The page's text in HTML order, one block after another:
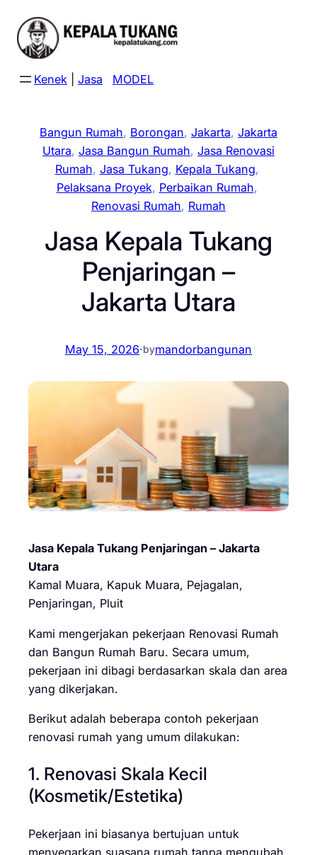
content
Kenek Jasa MODEL
Bangun Rumah, Borongan, Jakarta, Jakarta
Utara, Jasa Bangun Rumah, Jasa Renovasi
Rumah, Jasa Tukang, Kepala Tukang
Pelaksana Proyek, Perbaikan Rumah
Renovasi Rumah, Rumah
Jasa Kepala Tukang
Penjaringan –
Jakarta Utara
May 15, 2026·bymandorbangunan
Jasa Kepala Tukang Penjaringan – Jakarta
Utara
Kamal Muara, Kapuk Muara, Pejagalan,
Penjaringan, Pluit
Kami mengerjakan pekerjaan Renovasi Rumah
dan Bangun Rumah Baru. Secara umum,
pekerjaan ini dibagi berdasarkan skala dan area
yang dikerjakan.
Berikut adalah beberapa contoh pekerjaan
renovasi rumah yang umum dilakukan:
1. Renovasi Skala Kecil
(Kosmetik/Estetika)
Pekerjaan ini biasanya bertujuan untuk
menyegarkan suasana rumah tanpa mengubah